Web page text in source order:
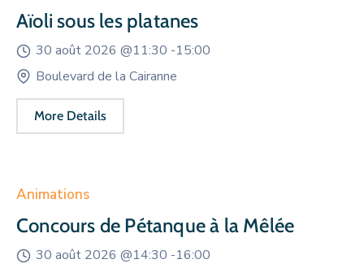
Aïoli sous les platanes
30 août 2026 @11:30 -15:00
Boulevard de la Cairanne
More Details
Animations
Concours de Pétanque à la Mêlée
30 août 2026 @14:30 -16:00